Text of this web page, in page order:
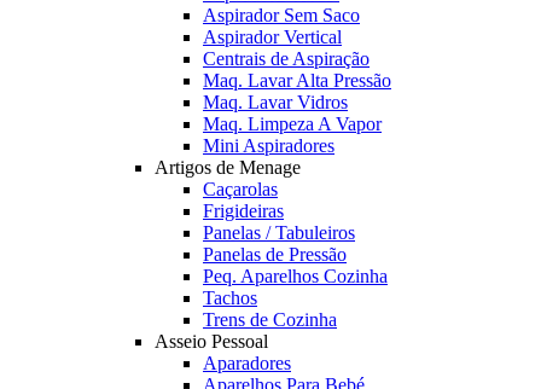
Aspirador Sem Saco
Aspirador Vertical
Centrais de Aspiração
Maq. Lavar Alta Pressão
Maq. Lavar Vidros
Maq. Limpeza A Vapor
Mini Aspiradores
Artigos de Menage
Caçarolas
Frigideiras
Panelas / Tabuleiros
Panelas de Pressão
Peq. Aparelhos Cozinha
Tachos
Trens de Cozinha
Asseio Pessoal
Aparadores
Aparelhos Para Bebé